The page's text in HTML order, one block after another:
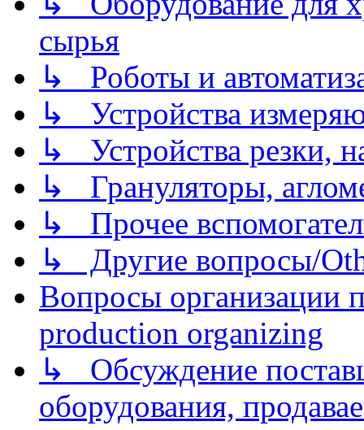
сырья
↳ Роботы и
↳ Устройства
↳ Устройства резки,
↳ Грануляторы,
↳ Прочее
↳ Другие вопросы/
Вопросы организации
production organizing
↳ Обсуждение
оборудования,